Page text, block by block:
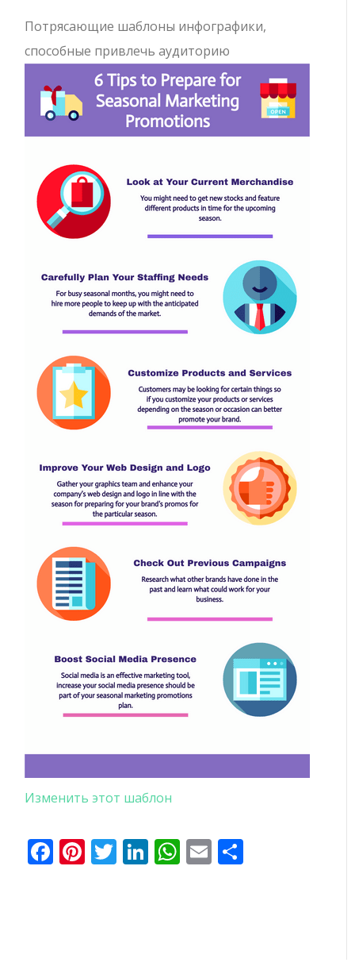
Потрясающие шаблоны инфографики,
способные привлечь аудиторию
Изменить этот шаблон
Facebook
Pinterest
Twitter
LinkedIn
WhatsApp
Email